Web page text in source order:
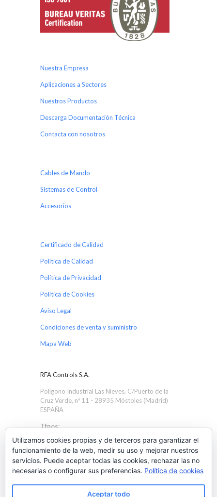
Nuestra Empresa
Aplicaciones a Sectores
Nuestros Productos
Descarga Documentación Técnica
Contacta con nosotros
Cables de Mando
Sistemas de Control
Accesorios
Certificado de Calidad
Política de Calidad
Política de Privacidad
Política de Cookies
Aviso Legal
Condiciones de venta y suministro
Mapa Web
RFA Controls S.A.
Polígono Industrial Las Nieves, C/Puerto de la
Cruz Verde, nº 11 - 28935 Móstoles (Madrid)
ESPAÑA
Tfnos:
+34 91 616 1705
+34 91 616 4586
Email:
rfa@rfacontrols.com
Utilizamos cookies propias y de terceros para garantizar el
funcionamiento de la web, medir su uso y mejorar nuestros
servicios. Puede aceptar todas las cookies, rechazar las no
necesarias o configurar sus preferencias. Política de cookies
Aceptar todo